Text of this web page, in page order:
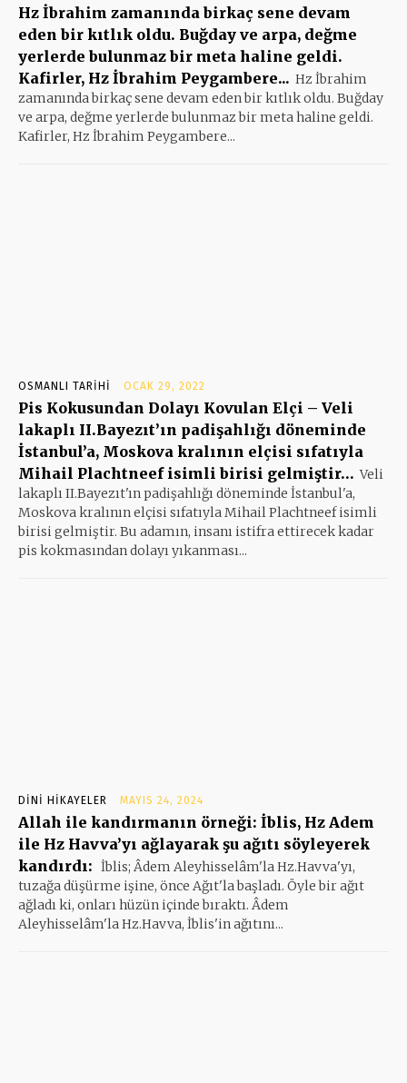
Hz İbrahim zamanında birkaç sene devam
eden bir kıtlık oldu. Buğday ve arpa, değme
yerlerde bulunmaz bir meta haline geldi.
Kafirler, Hz İbrahim Peygambere... Hz İbrahim
zamanında birkaç sene devam eden bir kıtlık oldu. Buğday
ve arpa, değme yerlerde bulunmaz bir meta haline geldi.
Kafirler, Hz İbrahim Peygambere...
OSMANLI TARIHI OCAK 29, 2022
Pis Kokusundan Dolayı Kovulan Elçi – Veli
lakaplı II.Bayezıt’ın padişahlığı döneminde
İstanbul’a, Moskova kralının elçisi sıfatıyla
Mihail Plachtneef isimli birisi gelmiştir… Veli
lakaplı II.Bayezıt'ın padişahlığı döneminde İstanbul'a,
Moskova kralının elçisi sıfatıyla Mihail Plachtneef isimli
birisi gelmiştir. Bu adamın, insanı istifra ettirecek kadar
pis kokmasından dolayı yıkanması...
DINI HIKAYELER MAYIS 24, 2024
Allah ile kandırmanın örneği: İblis, Hz Adem
ile Hz Havva’yı ağlayarak şu ağıtı söyleyerek
kandırdı: İblis; Âdem Aleyhisselâm'la Hz.Havva'yı,
tuzağa düşürme işine, önce Ağıt'la başladı. Öyle bir ağıt
ağladı ki, onları hüzün içinde bıraktı. Âdem
Aleyhisselâm'la Hz.Havva, İblis'in ağıtını...